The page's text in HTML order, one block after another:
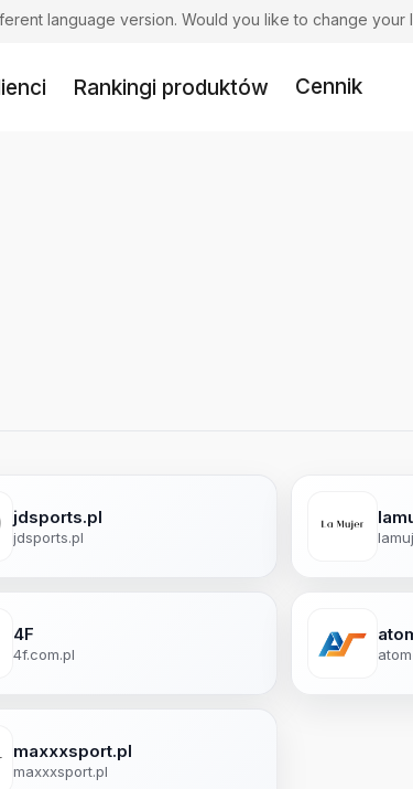
language version. Would you like to change your
Rankingi produktów Cennik
jdsports.pl
jdsports.pl
4F
4f.com.pl
maxxxsport.pl
maxxxsport.pl